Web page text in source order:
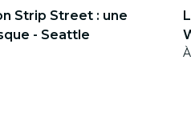
Strip Street : une
- Seattle